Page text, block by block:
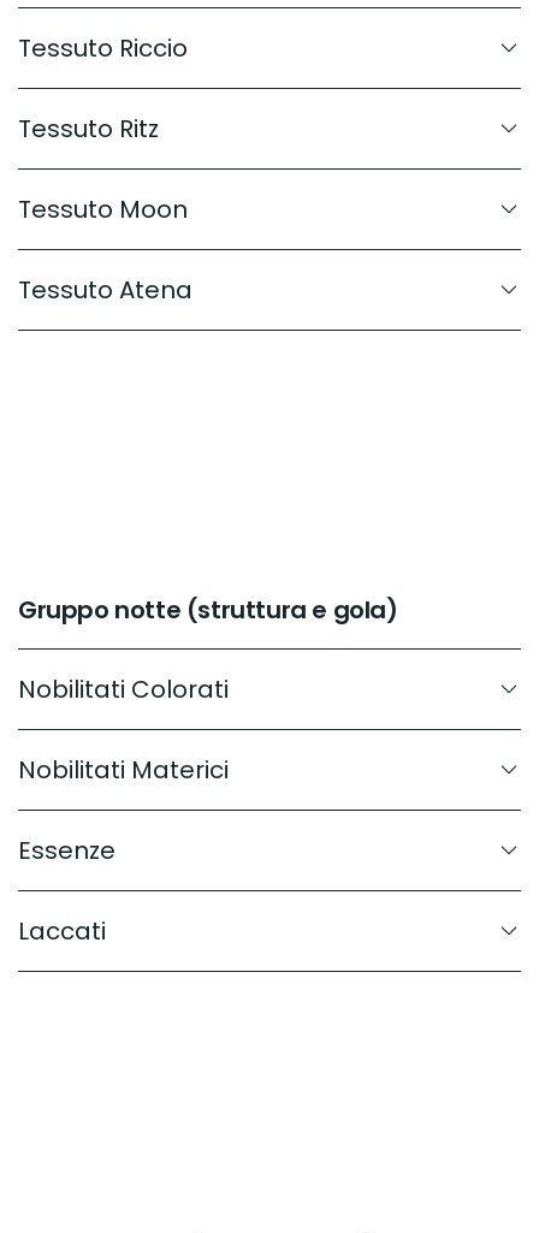
Tessuto Riccio
Tessuto Ritz
Tessuto Moon
Tessuto Atena
Gruppo notte (struttura e gola)
Nobilitati Colorati
Nobilitati Materici
Essenze
Laccati